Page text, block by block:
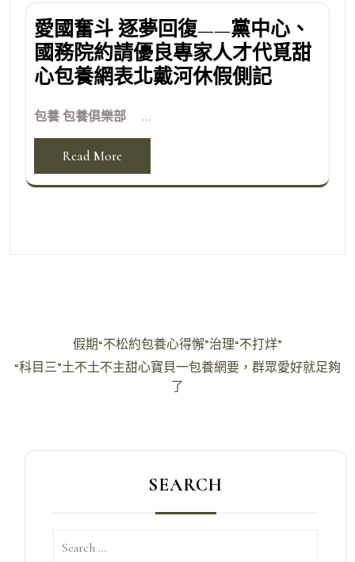
愛國奮斗 逐夢回復——黨中心、
國務院約請優良專家人才代覓甜
心包養網表北戴河休假側記
包養 包養俱樂部 ...
Read More
章
假期“不松約包養心得懈”治理“不打烊”
“科目三”土不土不主甜心寶貝一包養網要，群眾愛好就足夠
了
SEARCH